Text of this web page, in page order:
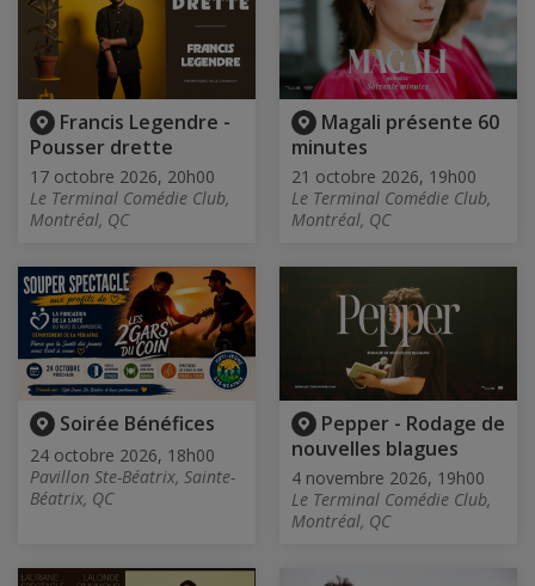
Francis Legendre -
Pousser drette
17 octobre 2026, 20h00
Le Terminal Comédie Club,
Montréal, QC
Magali présente 60
minutes
21 octobre 2026, 19h00
Le Terminal Comédie Club,
Montréal, QC
Soirée Bénéfices
24 octobre 2026, 18h00
Pavillon Ste-Béatrix, Sainte-
Béatrix, QC
Pepper - Rodage de
nouvelles blagues
4 novembre 2026, 19h00
Le Terminal Comédie Club,
Montréal, QC